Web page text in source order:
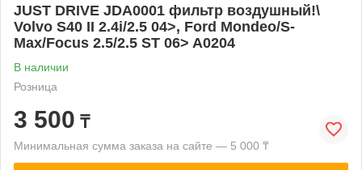
JUST DRIVE JDA0001 фильтр воздушный!\
Volvo S40 II 2.4i/2.5 04>, Ford Mondeo/S-
Max/Focus 2.5/2.5 ST 06> A0204
В наличии
Розница
3 500 ₸
Минимальная сумма заказа на сайте — 5 000 ₸